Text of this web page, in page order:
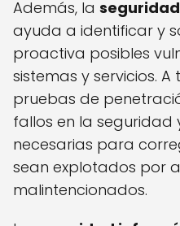
Además, la
ayuda a identificar y
proactiva posibles
sistemas y servicios.
pruebas de
fallos en la
necesarias para
sean explotados por
malintencionados.